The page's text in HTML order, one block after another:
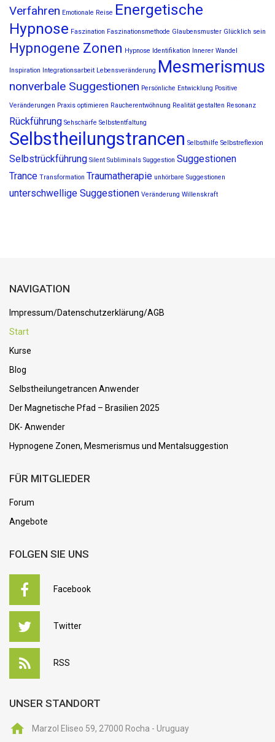
Verfahren Emotionale Reise Energetische
Hypnose Faszination Faszinationsmethode Glaubensmuster Glücklich sein
Hypnogene Zonen Hypnose Identifikation Innerer Wandel
Inspiration Integrationsarbeit Lebensveränderung Mesmerismus
nonverbale Suggestionen Persönliche Entwicklung Positive
Veränderungen Praxis optimieren Raucherentwöhnung Realität gestalten Resonanz
Rückführung Sehschärfe Selbstentfaltung
Selbstheilungstrancen Selbsthilfe Selbstreflexion
Selbstrückführung Silent Subliminals Suggestion Suggestionen
Trance Transformation Traumatherapie unhörbare Suggestionen
unterschwellige Suggestionen Veränderung Willenskraft
NAVIGATION
Impressum/Datenschutzerklärung/AGB
Start
Kurse
Blog
Selbstheilungetrancen Anwender
Der Magnetische Pfad – Brasilien 2025
DK- Anwender
Hypnogene Zonen, Mesmerismus und Mentalsuggestion
FÜR MITGLIEDER
Forum
Angebote
FOLGEN SIE UNS
Facebook
Twitter
RSS
UNSER STANDORT
Marzol Eliseo 59, 27000 Rocha - Uruguay